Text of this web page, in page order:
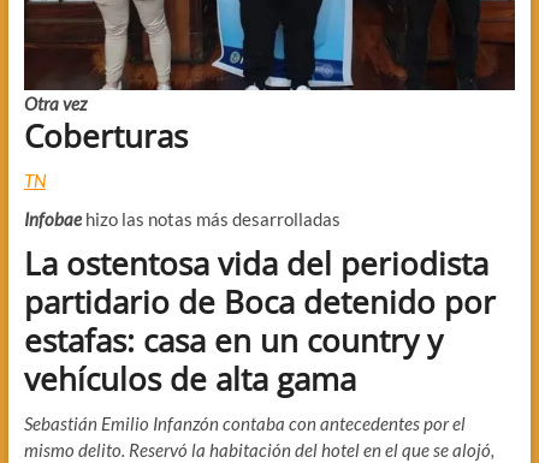
Otra vez
Coberturas
TN
Infobaehizo las notas más desarrolladas
La ostentosa vida del periodista
partidario de Boca detenido por
estafas: casa en un country y
vehículos de alta gama
Sebastián Emilio Infanzón contaba con antecedentes por el
mismo delito. Reservó la habitación del hotel en el que se alojó,